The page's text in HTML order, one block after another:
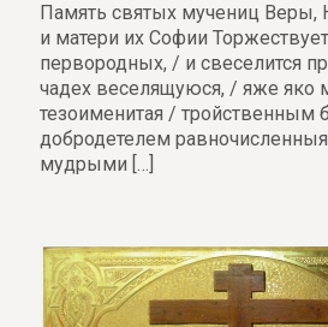
Память святых мучениц
и матери их Софии
первородных, / и свеселится
чадех веселящуюся, / яже яко
тезоименитая / тройственным
добродетелем
мудрыми […]